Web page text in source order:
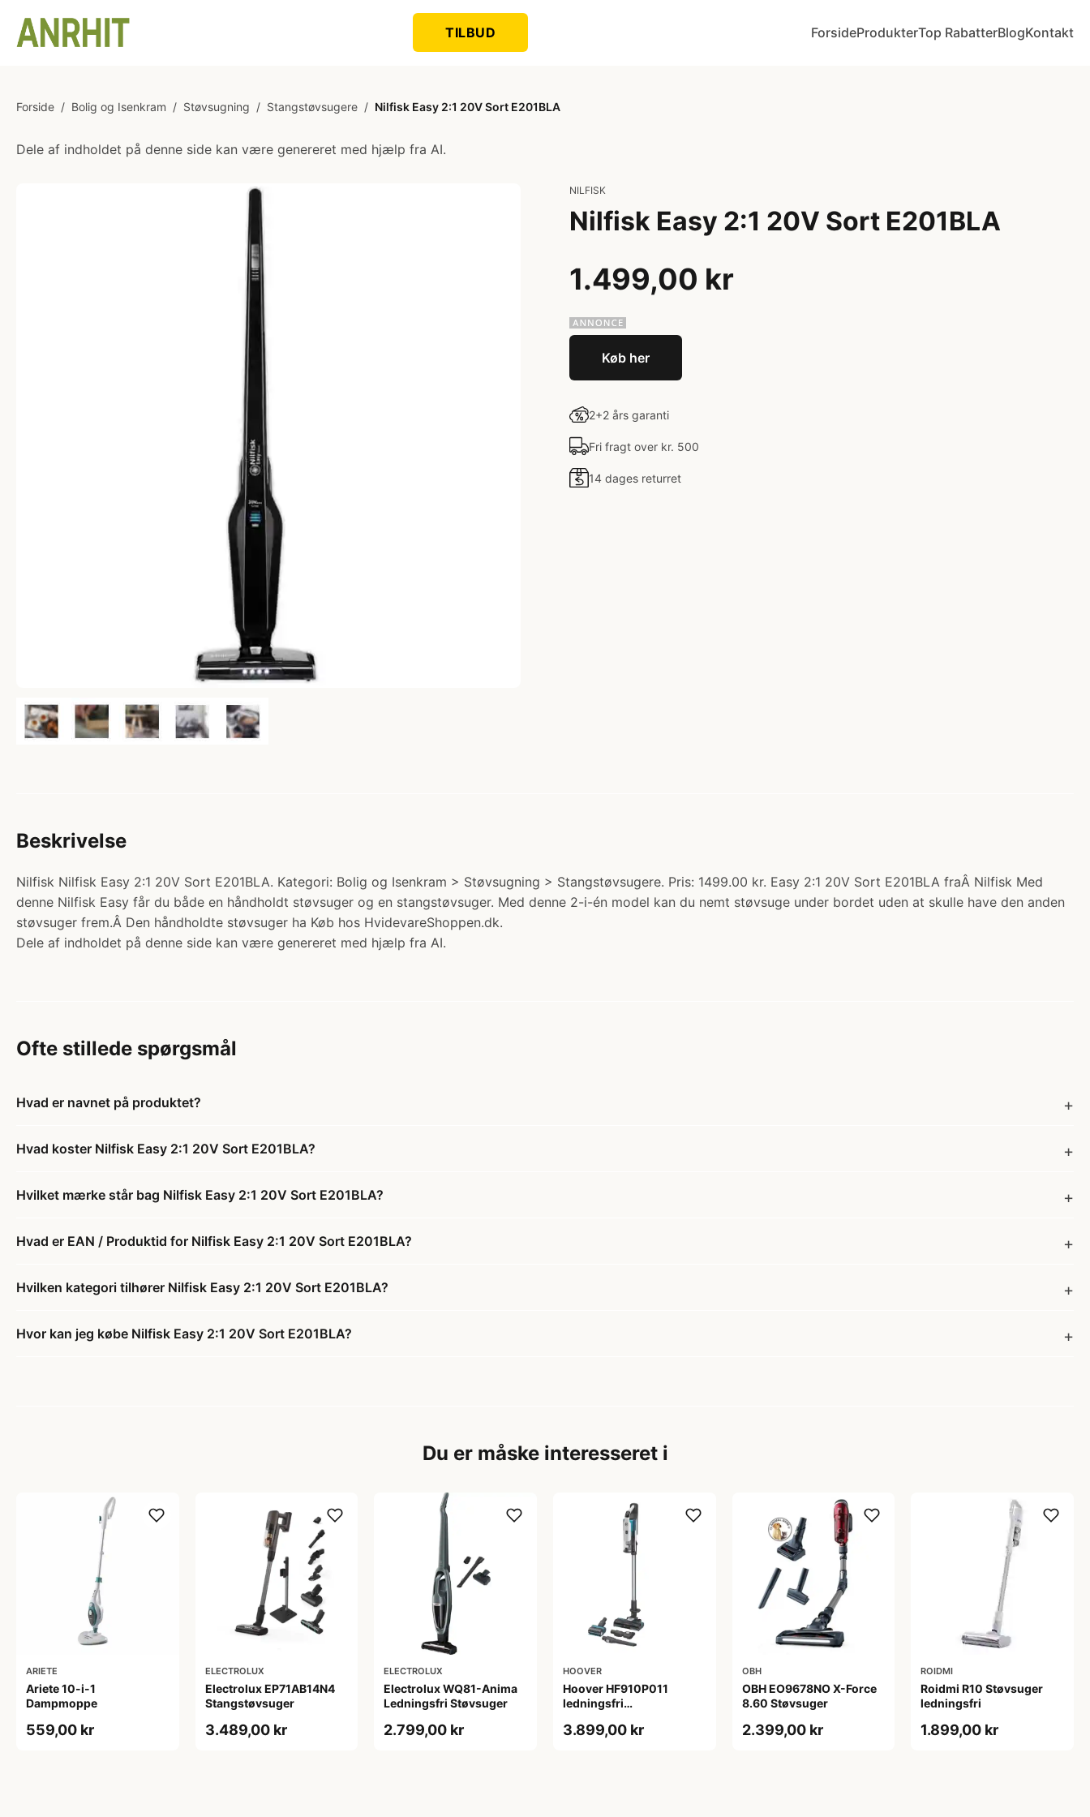
TILBUD ForsideProdukterTop RabatterBlogKontakt
Forside / Bolig og Isenkram / Støvsugning / Stangstøvsugere / Nilfisk Easy 2:1 20V Sort E201BLA
Dele af indholdet på denne side kan være genereret med hjælp fra AI.
NILFISK
Nilfisk Easy 2:1 20V Sort E201BLA
1.499,00 kr
Køb her
2+2 års garanti
Fri fragt over kr. 500
14 dages returret
Beskrivelse
Nilfisk Nilfisk Easy 2:1 20V Sort E201BLA. Kategori: Bolig og Isenkram > Støvsugning > Stangstøvsugere. Pris: 1499.00 kr. Easy 2:1 20V Sort E201BLA fraÂ Nilfisk Med
denne Nilfisk Easy får du både en håndholdt støvsuger og en stangstøvsuger. Med denne 2-i-én model kan du nemt støvsuge under bordet uden at skulle have den anden
støvsuger frem.Â Den håndholdte støvsuger ha Køb hos HvidevareShoppen.dk.
Dele af indholdet på denne side kan være genereret med hjælp fra AI.
Ofte stillede spørgsmål
Hvad er navnet på produktet?
Hvad koster Nilfisk Easy 2:1 20V Sort E201BLA?
Hvilket mærke står bag Nilfisk Easy 2:1 20V Sort E201BLA?
Hvad er EAN / Produktid for Nilfisk Easy 2:1 20V Sort E201BLA?
Hvilken kategori tilhører Nilfisk Easy 2:1 20V Sort E201BLA?
Hvor kan jeg købe Nilfisk Easy 2:1 20V Sort E201BLA?
Du er måske interesseret i
ARIETE
Ariete 10-i-1
Dampmoppe
559,00 kr
ELECTROLUX
Electrolux EP71AB14N4
Stangstøvsuger
3.489,00 kr
ELECTROLUX
Electrolux WQ81-Anima
Ledningsfri Støvsuger
2.799,00 kr
HOOVER
Hoover HF910P011
ledningsfri
garanti
3.899,00 kr
OBH
OBH EO9678NO X-Force
8.60 Støvsuger
2.399,00 kr
ROIDMI
Roidmi R10 Støvsuger
ledningsfri
1.899,00 kr